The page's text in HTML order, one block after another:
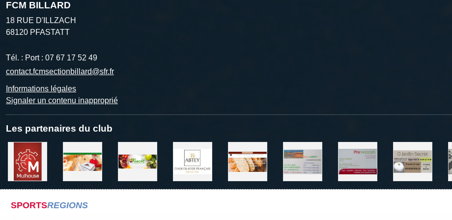
FCM BILLARD
18 RUE D'ILLZACH
68120 PFASTATT
Tél. : Port : 07 67 17 52 49
contact.fcmsectionbillard@sfr.fr
Informations légales
Signaler un contenu inapproprié
Les partenaires du club
SPORTSREGIONS